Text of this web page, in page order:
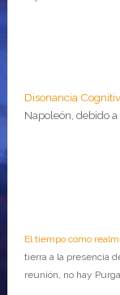
Disonancia
Napoleón, debido
El tiempo como
tierra a la presencia
reunión, no hay